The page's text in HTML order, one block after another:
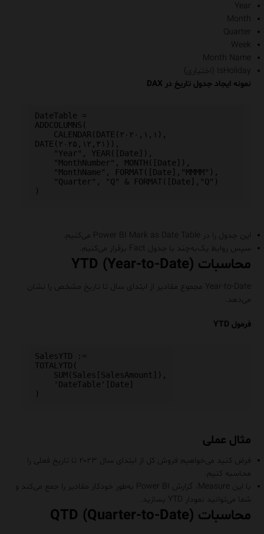
Year
Month
Quarter
Week
Month Name
IsHoliday (اختیاری)
نمونه ایجاد جدول تاریخ در DAX
DateTable =
ADDCOLUMNS(
DATE(۲۰۲۵,۱۲,۳۱)),
این جدول را در Power BI Mark as Date Table می‌کنیم.
سپس روابط یک‌به‌چند با جدول Fact برقرار می‌کنیم.
محاسبات YTD (Year-to-Date)
Year-to-Date مجموع مقادیر از ابتدای سال تا تاریخ مشخص را نشان
می‌دهد.
فرمول YTD
SalesYTD :=
TOTALYTD(
مثال عملی
فرض کنید می‌خواهیم فروش کل از ابتدای سال ۲۰۲۳ تا تاریخ فعلی را
محاسبه کنیم.
با این Measure، گزارش Power BI به‌طور خودکار مقادیر را جمع می‌کند و
شما می‌توانید نمودار YTD بسازید.
محاسبات QTD (Quarter-to-Date)